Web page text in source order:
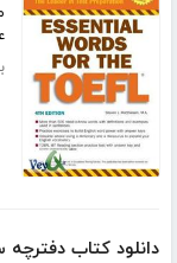
دانلود کتاب